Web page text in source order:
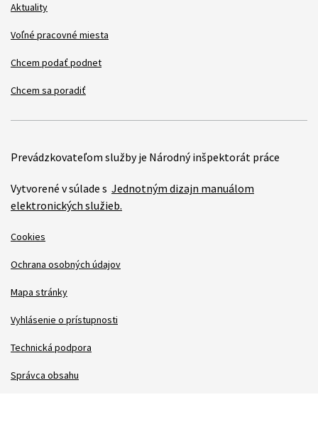
Aktuality
Voľné pracovné miesta
Chcem podať podnet
Chcem sa poradiť
Prevádzkovateľom služby je Národný inšpektorát práce
Vytvorené v súlade s Jednotným dizajn manuálom
elektronických služieb.
Cookies
Ochrana osobných údajov
Mapa stránky
Vyhlásenie o prístupnosti
Technická podpora
Správca obsahu